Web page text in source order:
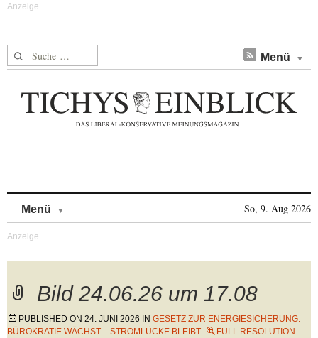
Suche nach: Menü
Menü So, 9. Aug 2026
Bild 24.06.26 um 17.08
PUBLISHED ON 24. JUNI 2026 IN GESETZ ZUR ENERGIESICHERUNG:
BÜROKRATIE WÄCHST – STROMLÜCKE BLEIBT
FULL RESOLUTION